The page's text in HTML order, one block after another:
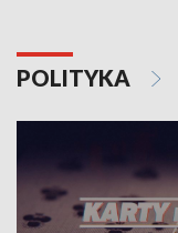
POLITYKA